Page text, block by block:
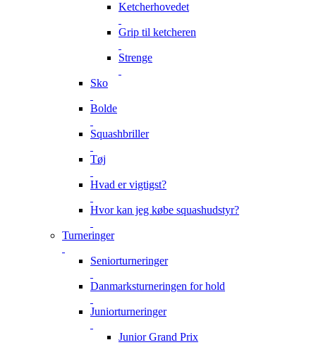
Ketcherhovedet
Grip til ketcheren
Strenge
Sko
Bolde
Squashbriller
Tøj
Hvad er vigtigst?
Hvor kan jeg købe squashudstyr?
Turneringer
Seniorturneringer
Danmarksturneringen for hold
Juniorturneringer
Junior Grand Prix